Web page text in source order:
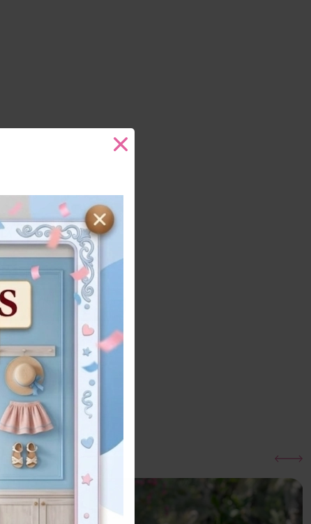
Añadir al carrito